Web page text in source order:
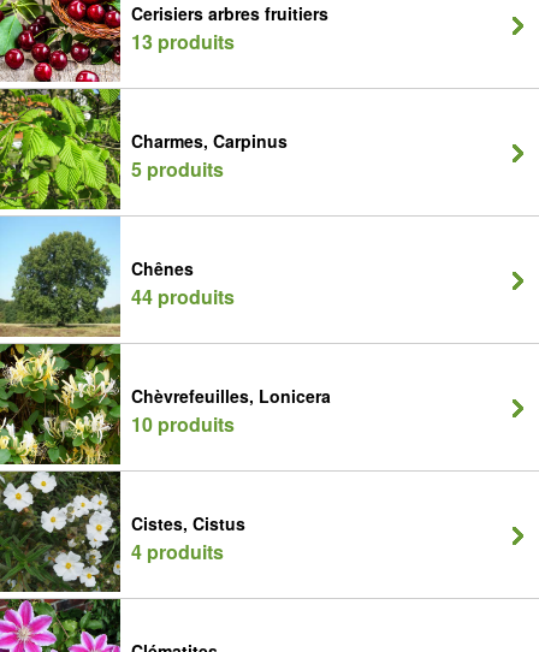
Cerisiers arbres fruitiers
13 produits
Charmes, Carpinus
5 produits
Chênes
44 produits
Chèvrefeuilles, Lonicera
10 produits
Cistes, Cistus
4 produits